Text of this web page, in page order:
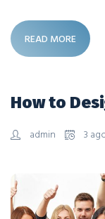
READ MORE
How to
admin 3